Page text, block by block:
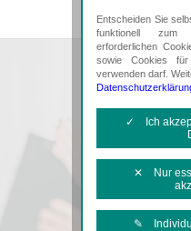
Entscheiden Sie
funktionell zum
erforderlichen
sowie Cookies
verwenden darf.
✓ Ich
✕ Nur
✎